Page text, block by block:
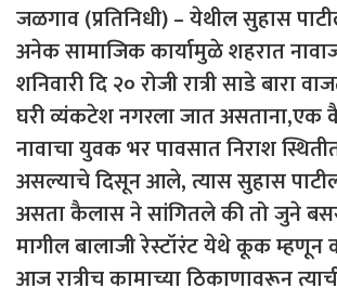
जळगाव (प्रतिनिधी) – येथील सुहास
अनेक सामाजिक कार्यामुळे शहरात
शनिवारी दि २० रोजी रात्री साडे बारा
घरी व्यंकटेश नगरला जात
नावाचा युवक भर पावसात निराश
असल्याचे दिसून आले, त्यास सुहास
असता कैलास ने सांगितले की तो जुने
मागील बालाजी रेस्टॉरंट येथे कूक म्हणून
आज रात्रीच कामाच्या ठिकाणावरून